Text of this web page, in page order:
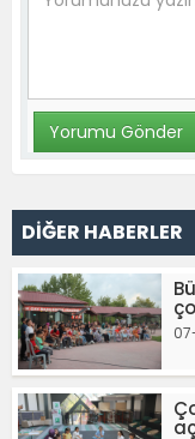
DİĞER HABERLER